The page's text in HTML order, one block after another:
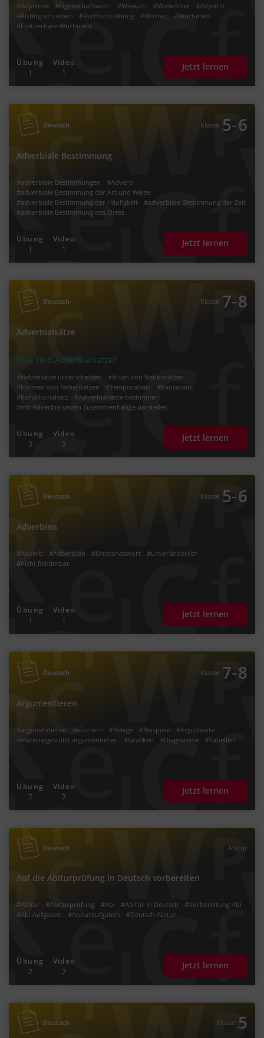
#Adjektive #Eigenschaftswort #Wiewort #Wiewörter
#Adjektiv
#Richtig schreiben
#Rechtschreibung #Wortart
#Wortarten
#Flektierbare Wortarten
Übung
1
Video
1
Jetzt lernen
Deutsch Klasse 5‐6
Adverbiale Bestimmung
#adverbiale Bestimmungen
#Adverb
#adverbiale Bestimmung der Art und Weise
#adverbiale Bestimmung der Häufigkeit
#adverbiale Bestimmung der Zeit
#adverbiale Bestimmung des Ortes
Übung
1
Video
1
Jetzt lernen
Deutsch Klasse 7‐8
Adverbialsätze
Was sind Adverbialsätze?
#Nebensätze unterscheiden
#Arten von Nebensätzen
#Formen von Nebensätzen
#Temporalsatz
#Kausalsatz
#Konditionalsatz
#Adverbialsätze bestimmen
#mit Adverbialsätzen Zusammenhänge darstellen
Übung
3
Video
3
Jetzt lernen
Deutsch Klasse 5‐6
Adverbien
#Adverb #Adberbien #Umstandswort
#unveränderlich
#nicht flektierbar
Übung
1
Video
1
Jetzt lernen
Deutsch Klasse 7‐8
Argumentieren
#argumentieren #erörtern #Belege #Beispiele
#Argumente
#materialgestützt argumentieren
#Grafiken #Diagramme #Tabellen
Übung
7
Video
7
Jetzt lernen
Deutsch Abitur
Auf die Abiturprüfung in Deutsch vorbereiten
#Abitur #Abiturprüfung #Abi #Abitur in Deutsch
#Vorbereitung Abi
#Abi Aufgaben
#Abituraufgaben #Deutsch Abitur
Übung
2
Video
2
Jetzt lernen
Deutsch Klasse 5